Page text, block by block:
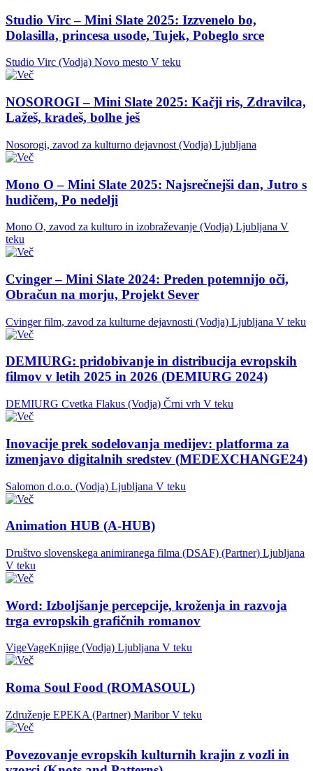
Studio Virc – Mini Slate 2025: Izzvenelo bo,
Dolasilla, princesa usode, Tujek, Pobeglo srce
Studio Virc (Vodja) Novo mesto V teku
NOSOROGI – Mini Slate 2025: Kačji ris, Zdravilca,
Lažeš, kradeš, bolhe ješ
Nosorogi, zavod za kulturno dejavnost (Vodja) Ljubljana
Mono O – Mini Slate 2025: Najsrečnejši dan, Jutro s
hudičem, Po nedelji
Mono O, zavod za kulturo in izobraževanje (Vodja) Ljubljana V
teku
Cvinger – Mini Slate 2024: Preden potemnijo oči,
Obračun na morju, Projekt Sever
Cvinger film, zavod za kulturne dejavnosti (Vodja) Ljubljana V teku
DEMIURG: pridobivanje in distribucija evropskih
filmov v letih 2025 in 2026 (DEMIURG 2024)
DEMIURG Cvetka Flakus (Vodja) Črni vrh V teku
Inovacije prek sodelovanja medijev: platforma za
izmenjavo digitalnih sredstev (MEDEXCHANGE24)
Salomon d.o.o. (Vodja) Ljubljana V teku
Animation HUB (A-HUB)
Društvo slovenskega animiranega filma (DSAF) (Partner) Ljubljana
V teku
Word: Izboljšanje percepcije, kroženja in razvoja
trga evropskih grafičnih romanov
VigeVageKnjige (Vodja) Ljubljana V teku
Roma Soul Food (ROMASOUL)
Združenje EPEKA (Partner) Maribor V teku
Povezovanje evropskih kulturnih krajin z vozli in